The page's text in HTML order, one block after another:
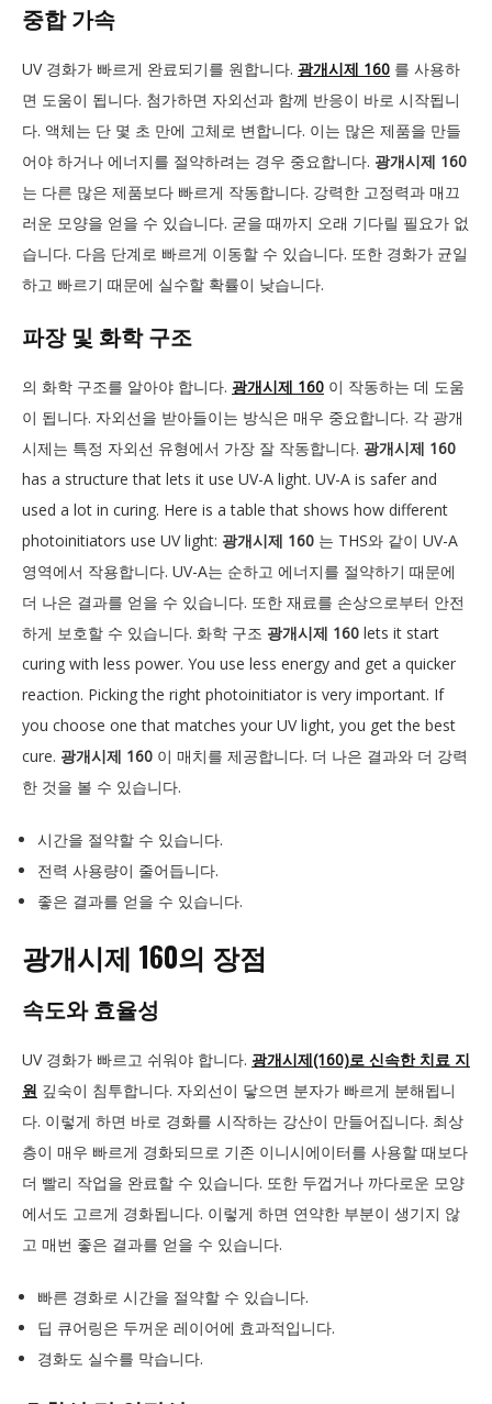
중합 가속
UV 경화가 빠르게 완료되기를 원합니다. 광개시제 160 를 사용하
면 도움이 됩니다. 첨가하면 자외선과 함께 반응이 바로 시작됩니
다. 액체는 단 몇 초 만에 고체로 변합니다. 이는 많은 제품을 만들
어야 하거나 에너지를 절약하려는 경우 중요합니다. 광개시제 160
는 다른 많은 제품보다 빠르게 작동합니다. 강력한 고정력과 매끄
러운 모양을 얻을 수 있습니다. 굳을 때까지 오래 기다릴 필요가 없
습니다. 다음 단계로 빠르게 이동할 수 있습니다. 또한 경화가 균일
하고 빠르기 때문에 실수할 확률이 낮습니다.
파장 및 화학 구조
의 화학 구조를 알아야 합니다. 광개시제 160 이 작동하는 데 도움
이 됩니다. 자외선을 받아들이는 방식은 매우 중요합니다. 각 광개
시제는 특정 자외선 유형에서 가장 잘 작동합니다. 광개시제 160
has a structure that lets it use UV-A light. UV-A is safer and
used a lot in curing. Here is a table that shows how different
photoinitiators use UV light: 광개시제 160 는 THS와 같이 UV-A
영역에서 작용합니다. UV-A는 순하고 에너지를 절약하기 때문에
더 나은 결과를 얻을 수 있습니다. 또한 재료를 손상으로부터 안전
하게 보호할 수 있습니다. 화학 구조 광개시제 160 lets it start
curing with less power. You use less energy and get a quicker
reaction. Picking the right photoinitiator is very important. If
you choose one that matches your UV light, you get the best
cure. 광개시제 160 이 매치를 제공합니다. 더 나은 결과와 더 강력
한 것을 볼 수 있습니다.
시간을 절약할 수 있습니다.
전력 사용량이 줄어듭니다.
좋은 결과를 얻을 수 있습니다.
광개시제 160의 장점
속도와 효율성
UV 경화가 빠르고 쉬워야 합니다. 광개시제(160)로 신속한 치료 지
원 깊숙이 침투합니다. 자외선이 닿으면 분자가 빠르게 분해됩니
다. 이렇게 하면 바로 경화를 시작하는 강산이 만들어집니다. 최상
층이 매우 빠르게 경화되므로 기존 이니시에이터를 사용할 때보다
더 빨리 작업을 완료할 수 있습니다. 또한 두껍거나 까다로운 모양
에서도 고르게 경화됩니다. 이렇게 하면 연약한 부분이 생기지 않
고 매번 좋은 결과를 얻을 수 있습니다.
빠른 경화로 시간을 절약할 수 있습니다.
딥 큐어링은 두꺼운 레이어에 효과적입니다.
경화도 실수를 막습니다.